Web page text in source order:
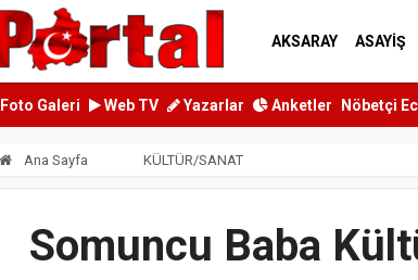
AKSARAY ASAYİŞ
Foto Galeri Web TV Yazarlar Anketler Nöbetçi
Ana Sayfa KÜLTÜR/SANAT
Somuncu Baba